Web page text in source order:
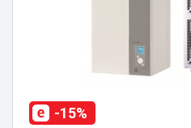
-15%